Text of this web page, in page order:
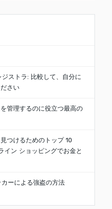
ストラ: 比較して、自分に
さい
管理するのに役立つ最高の
つけるためのトップ 10
イン ショッピングでお金と
ーによる強盗の方法